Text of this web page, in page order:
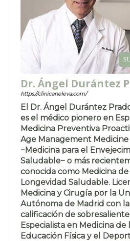
Dr. Ángel Durántez
https://clinicaneleva.com/
El Dr. Ángel Durántez
es el médico pionero en
Medicina Preventiva
Age Management Medicine
−Medicina para el
Saludable− o más
conocida como Medicina de
Longevidad Saludable.
Medicina y Cirugía por la
Autónoma de Madrid con la
calificación de sobresaliente
Especialista en Medicina de
Educación Física y el